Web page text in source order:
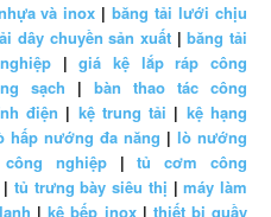
và inox |băng tải lưới chịu
dây chuyền sản xuất |băng tải
|giá kệ lắp ráp công
sạch | bàn thao tác công
điện | kệ trung tải | kệ hạng
hấp nướng đa năng |lò nướng
nghiệp|tủ cơm công
| tủ trưng bày siêu thị |máy làm
|kệ bếp inox| thiết bị quầy